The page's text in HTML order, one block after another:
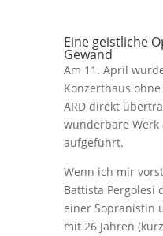
Eine geistliche
Gewand
Am 11. April
Konzerthaus
ARD direkt
wunderbare
aufgeführt.
Wenn ich mir
Battista Pergolesi
einer Sopranistin
mit 26 Jahren